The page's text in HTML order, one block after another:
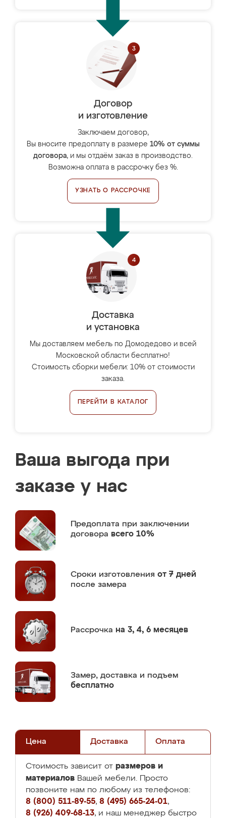
Договор
и изготовление
Заключаем договор,
Вы вносите предоплату в размере 10% от суммы
договора, и мы отдаём заказ в производство.
Возможна оплата в рассрочку без %.
УЗНАТЬ О РАССРОЧКЕ
Доставка
и установка
Мы доставляем мебель по Домодедово и всей
Московской области бесплатно!
Стоимость сборки мебели: 10% от стоимости
заказа.
ПЕРЕЙТИ В КАТАЛОГ
Ваша выгода при
заказе у нас
Предоплата при заключении
договора всего 10%
Сроки изготовления от 7 дней
после замера
Рассрочка на 3, 4, 6 месяцев
Замер, доставка и подъем
бесплатно
Цена Доставка Оплата
Стоимость зависит от размеров и
материалов Вашей мебели. Просто
позвоните нам по любому из телефонов:
8 (800) 511-89-55, 8 (495) 665-24-01,
8 (926) 409-68-13, и наш менеджер быстро